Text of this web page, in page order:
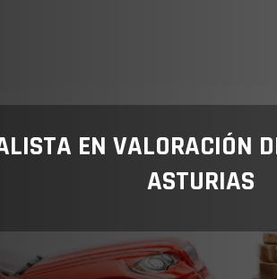
EN VALORACIÓN
ASTURIAS